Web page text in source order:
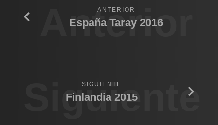
Anterior
ANTERIOR
España Taray 2016
Siguiente
SIGUIENTE
Finlandia 2015